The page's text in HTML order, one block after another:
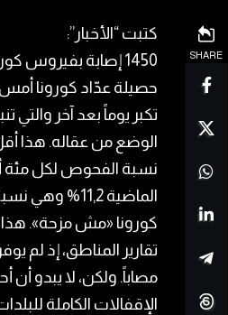
SHARE
كتبت “الأخبار”:
حصيلة عدّاد كورونا أمس.
تكبر يوماً بعد آخر والتي
الوضع من عقاله. هذا
نسبة الفحوص لكل مئة
الماضية 11,2% وهي نسبة خطرة، بالنسبة إلى المصادر الطبية.
كورونا «مش مزحة». هذا
تقارير المناطق، إذ لم
مصاباً. ولكن، لا يبدو أن
الإقفالات الكاملة